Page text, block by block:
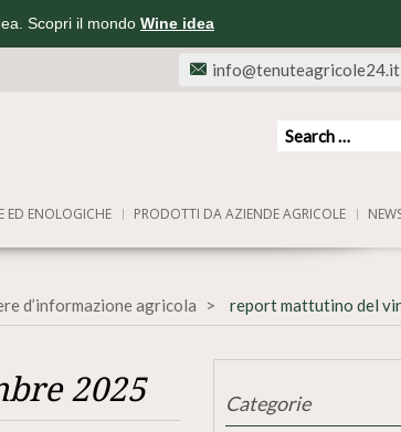
Scopri il mondo Wine idea
info@tenuteagricole24.it
ED ENOLOGICHE PRODOTTI DA AZIENDE AGRICOLE
d’informazione agricola report mattutino del
2025 Categorie